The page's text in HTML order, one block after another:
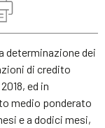
determinazione dei
di credito
ed in
medio ponderato
e a dodici mesi,